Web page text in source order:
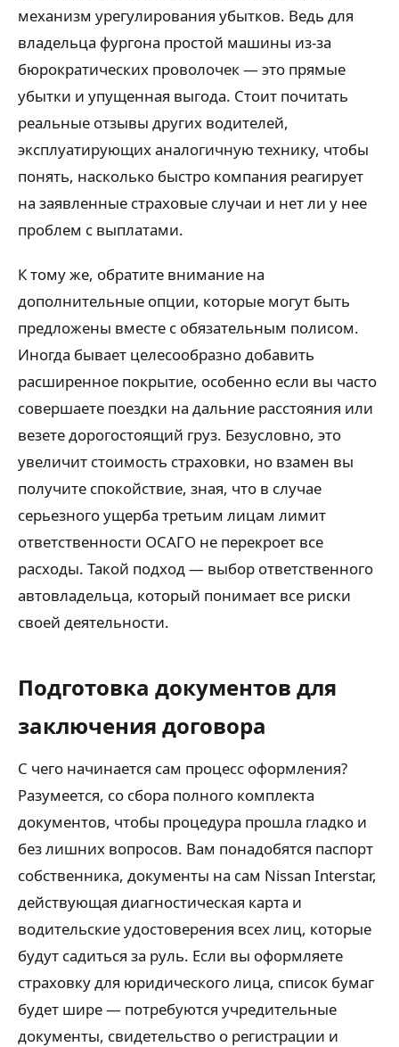
механизм урегулирования убытков. Ведь для
владельца фургона простой машины из-за
бюрократических проволочек — это прямые
убытки и упущенная выгода. Стоит почитать
реальные отзывы других водителей,
эксплуатирующих аналогичную технику, чтобы
понять, насколько быстро компания реагирует
на заявленные страховые случаи и нет ли у нее
проблем с выплатами.
К тому же, обратите внимание на
дополнительные опции, которые могут быть
предложены вместе с обязательным полисом.
Иногда бывает целесообразно добавить
расширенное покрытие, особенно если вы часто
совершаете поездки на дальние расстояния или
везете дорогостоящий груз. Безусловно, это
увеличит стоимость страховки, но взамен вы
получите спокойствие, зная, что в случае
серьезного ущерба третьим лицам лимит
ответственности ОСАГО не перекроет все
расходы. Такой подход — выбор ответственного
автовладельца, который понимает все риски
своей деятельности.
Подготовка документов для
заключения договора
С чего начинается сам процесс оформления?
Разумеется, со сбора полного комплекта
документов, чтобы процедура прошла гладко и
без лишних вопросов. Вам понадобятся паспорт
собственника, документы на сам Nissan Interstar,
действующая диагностическая карта и
водительские удостоверения всех лиц, которые
будут садиться за руль. Если вы оформляете
страховку для юридического лица, список бумаг
будет шире — потребуются учредительные
документы, свидетельство о регистрации и